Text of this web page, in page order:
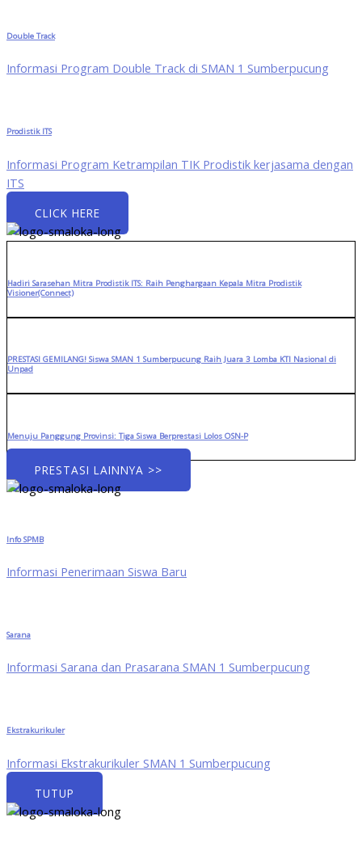
Double Track
Informasi Program Double Track di SMAN 1 Sumberpucung
Prodistik ITS
Informasi Program Ketrampilan TIK Prodistik kerjasama dengan
ITS
CLICK HERE
Hadiri Sarasehan Mitra Prodistik ITS: Raih Penghargaan Kepala Mitra Prodistik
Visioner(Connect)
PRESTASI GEMILANG! Siswa SMAN 1 Sumberpucung Raih Juara 3 Lomba KTI Nasional di
Unpad
Menuju Panggung Provinsi: Tiga Siswa Berprestasi Lolos OSN-P
PRESTASI LAINNYA >>
Info SPMB
Informasi Penerimaan Siswa Baru
Sarana
Informasi Sarana dan Prasarana SMAN 1 Sumberpucung
Ekstrakurikuler
Informasi Ekstrakurikuler SMAN 1 Sumberpucung
TUTUP